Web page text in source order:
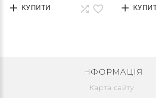
КУПИТИ
ІНФОРМАЦІЯ
Карта сайту